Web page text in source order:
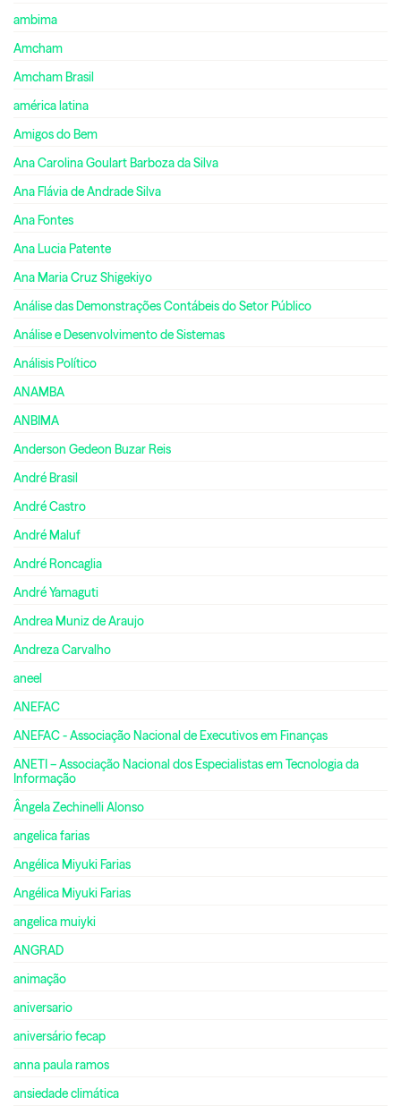
ambima
Amcham
Amcham Brasil
américa latina
Amigos do Bem
Ana Carolina Goulart Barboza da Silva
Ana Flávia de Andrade Silva
Ana Fontes
Ana Lucia Patente
Ana Maria Cruz Shigekiyo
Análise das Demonstrações Contábeis do Setor Público
Análise e Desenvolvimento de Sistemas
Análisis Político
ANAMBA
ANBIMA
Anderson Gedeon Buzar Reis
André Brasil
André Castro
André Maluf
André Roncaglia
André Yamaguti
Andrea Muniz de Araujo
Andreza Carvalho
aneel
ANEFAC
ANEFAC - Associação Nacional de Executivos em Finanças
ANETI – Associação Nacional dos Especialistas em Tecnologia da
Informação
Ângela Zechinelli Alonso
angelica farias
Angélica Miyuki Farias
Angélica Miyuki Farias
angelica muiyki
ANGRAD
animação
aniversario
aniversário fecap
anna paula ramos
ansiedade climática